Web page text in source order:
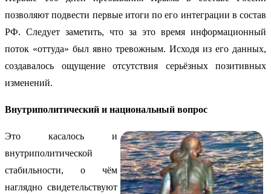
позволяют подвести первые итоги по его интеграции в состав
РФ. Следует заметить, что за это время информационный
поток «оттуда» был явно тревожным. Исходя из его данных,
создавалось ощущение отсутствия серьёзных позитивных
изменений.
Внутриполитический и национальный вопрос
Это касалось и
внутриполитической
стабильности, о чём
наглядно свидетельствуют